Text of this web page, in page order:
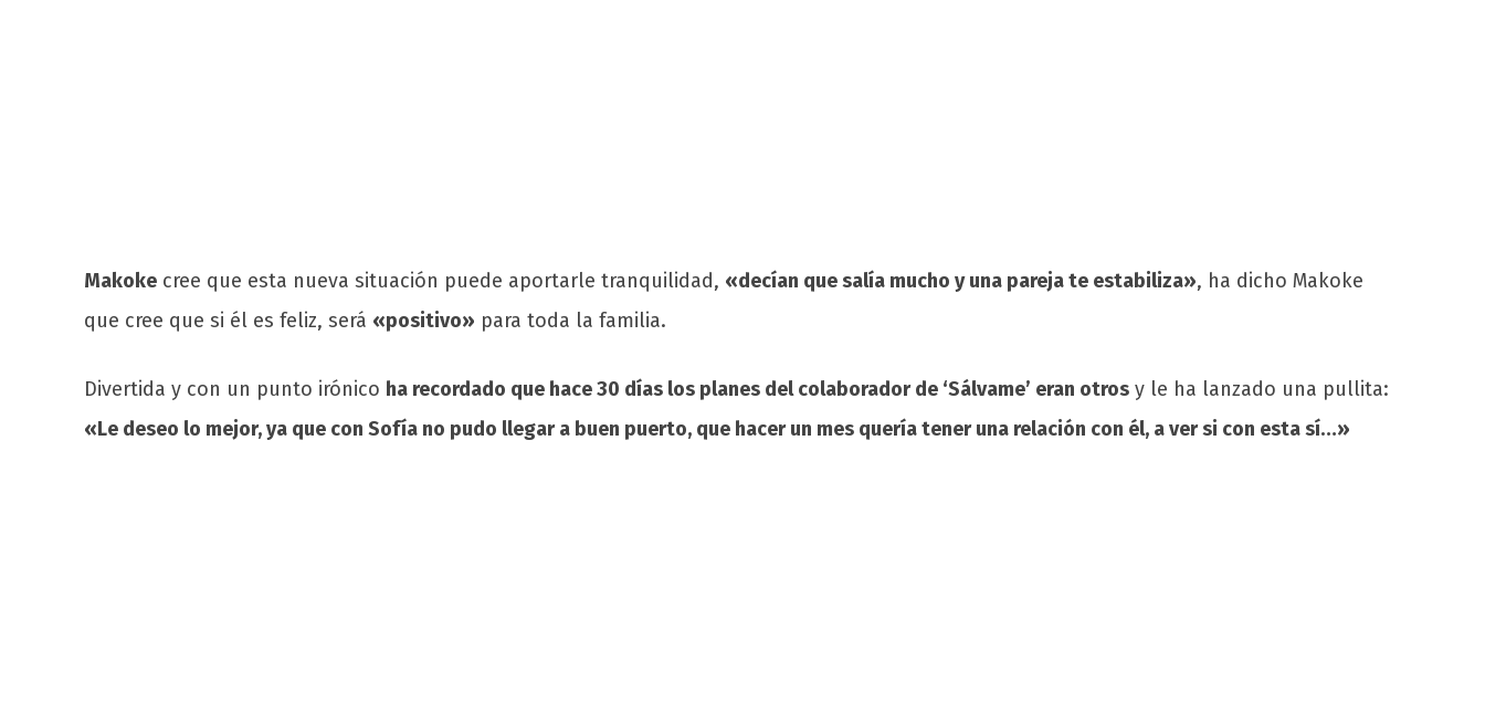
Makoke cree que esta nueva situación puede aportarle tranquilidad, «decían que salía mucho y una pareja te estabiliza», ha dicho Makoke
que cree que si él es feliz, será «positivo» para toda la familia.
Divertida y con un punto irónico ha recordado que hace 30 días los planes del colaborador de ‘Sálvame’ eran otros y le ha lanzado una pullita:
«Le deseo lo mejor, ya que con Sofía no pudo llegar a buen puerto, que hacer un mes quería tener una relación con él, a ver si con esta sí…»